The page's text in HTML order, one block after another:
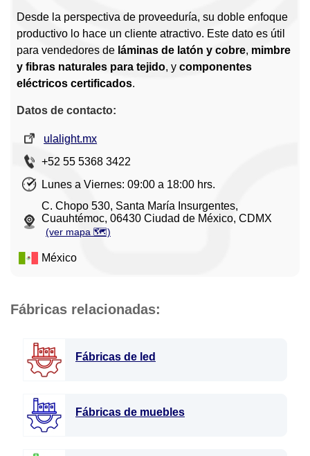
Desde la perspectiva de proveeduría, su doble enfoque
productivo lo hace un cliente atractivo. Este dato es útil
para vendedores de láminas de latón y cobre, mimbre
y fibras naturales para tejido, y componentes
eléctricos certificados.
Datos de contacto:
ulalight.mx
+52 55 5368 3422
Lunes a Viernes: 09:00 a 18:00 hrs.
C. Chopo 530, Santa María Insurgentes,
Cuauhtémoc, 06430 Ciudad de México, CDMX
(ver mapa 🗺️)
México
Fábricas relacionadas:
Fábricas de led
Fábricas de muebles